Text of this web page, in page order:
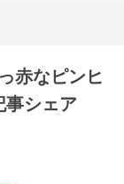
赤なピンヒ
シェア